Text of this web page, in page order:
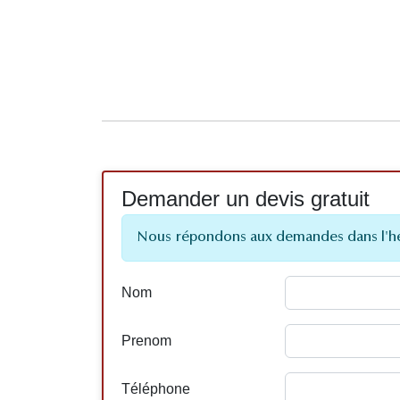
Demander un devis gratuit
Nous répondons aux demandes dans
Nom
Prenom
Téléphone